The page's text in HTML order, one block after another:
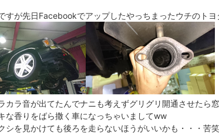
すが先日Facebookでアップしたやっちまったウチのト
カラ音が出てたんでナニも考えずグリグリ開通させたら
な香りをばら撒く車になっちゃいましてww
シを見かけても後ろを走らないほうがいいかも・・・苦笑